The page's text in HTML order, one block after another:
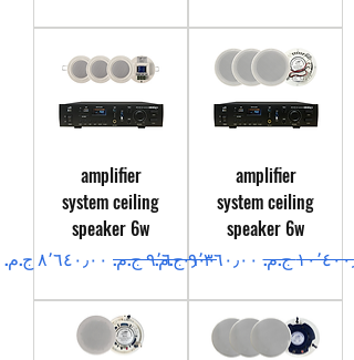
amplifier
system ceiling
speaker 6w
عادي
سعر البيع
amplifier
system ceiling
speaker 6w
سعر عادي
سعر البيع